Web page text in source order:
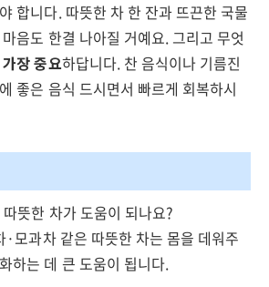
합니다. 따뜻한 차 한 잔과 뜨끈한 국물
음도 한결 나아질 거예요. 그리고 무엇
장 중요하답니다. 찬 음식이나 기름진
좋은 음식 드시면서 빠르게 회복하시
뜻한 차가 도움이 되나요?
모과차 같은 따뜻한 차는 몸을 데워주
하는 데 큰 도움이 됩니다.